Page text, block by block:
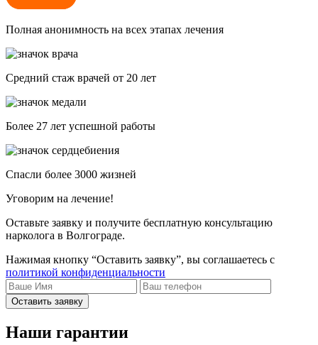
Полная анонимность на всех этапах лечения
Средний стаж врачей от 20 лет
Более 27 лет успешной работы
Спасли более 3000 жизней
Уговорим на лечение!
Оставьте заявку и получите бесплатную консультацию
нарколога в Волгограде.
Нажимая кнопку “Оставить заявку”, вы соглашаетесь с
политикой конфиденциальности
Оставить заявку
Наши гарантии